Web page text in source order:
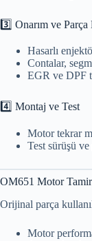
3️⃣ Onarım ve
Hasarlı
Contalar,
EGR ve DPF
4️⃣ Montaj ve Test
Motor tekrar
Test sürüşü
OM651 Motor
Orijinal parça
Motor